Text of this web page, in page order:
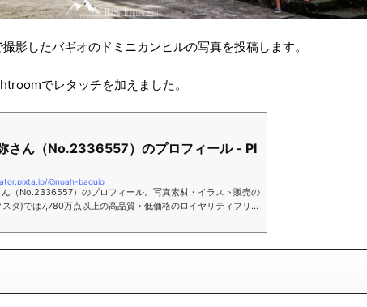
影したバギオのドミニカンヒルの写真を投稿します。
でレタッチを加えました。
さん（No.2336557）のプロフィール - PI
@noah-baguio
（No.2336557）のプロフィール。写真素材・イラスト販売の
スタ)では7,780万点以上の高品質・低価格のロイヤリティフリー